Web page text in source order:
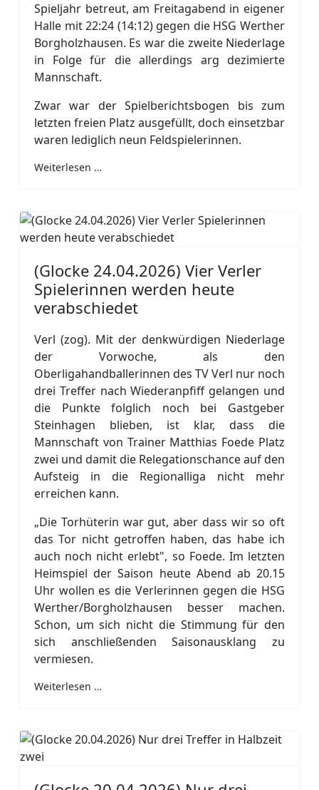
Spieljahr betreut, am Freitagabend in eigener
Halle mit 22:24 (14:12) gegen die HSG Werther
Borgholzhausen. Es war die zweite Niederlage
in Folge für die allerdings arg dezimierte
Mannschaft.
Zwar war der Spielberichtsbogen bis zum
letzten freien Platz ausgefüllt, doch einsetzbar
waren lediglich neun Feldspielerinnen.
Weiterlesen …
(Glocke 24.04.2026) Vier Verler
Spielerinnen werden heute
verabschiedet
Verl (zog). Mit der denkwürdigen Niederlage
der Vorwoche, als den
Oberligahandballerinnen des TV Verl nur noch
drei Treffer nach Wiederanpfiff gelangen und
die Punkte folglich noch bei Gastgeber
Steinhagen blieben, ist klar, dass die
Mannschaft von Trainer Matthias Foede Platz
zwei und damit die Relegationschance auf den
Aufsteig in die Regionalliga nicht mehr
erreichen kann.
„Die Torhüterin war gut, aber dass wir so oft
das Tor nicht getroffen haben, das habe ich
auch noch nicht erlebt", so Foede. Im letzten
Heimspiel der Saison heute Abend ab 20.15
Uhr wollen es die Verlerinnen gegen die HSG
Werther/Borgholzhausen besser machen.
Schon, um sich nicht die Stimmung für den
sich anschließenden Saisonausklang zu
vermiesen.
Weiterlesen …